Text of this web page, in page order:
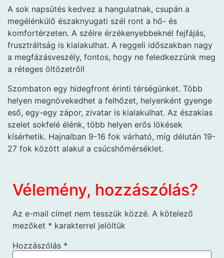
A sok napsütés kedvez a hangulatnak, csupán a
megélénkülő északnyugati szél ront a hő- és
komfortérzeten. A szélre érzékenyebbeknél fejfájás,
frusztráltság is kialakulhat. A reggeli időszakban nagy
a megfázásveszély, fontos, hogy ne feledkezzünk meg
a réteges öltözetről!
Szombaton egy hidegfront érinti térségünket. Több
helyen megnövekedhet a felhőzet, helyenként gyenge
eső, egy-egy zápor, zivatar is kialakulhat. Az északias
szelet sokfelé élénk, több helyen erős lökések
kísérhetik. Hajnalban 9-16 fok várható, míg délután 19-
27 fok között alakul a csúcshőmérséklet.
Vélemény, hozzászólás?
Az e-mail címet nem tesszük közzé. A kötelező
mezőket * karakterrel jelöltük
Hozzászólás *